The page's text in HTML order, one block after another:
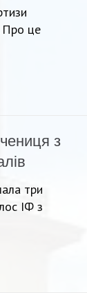
Про це
з
три
ІФ з